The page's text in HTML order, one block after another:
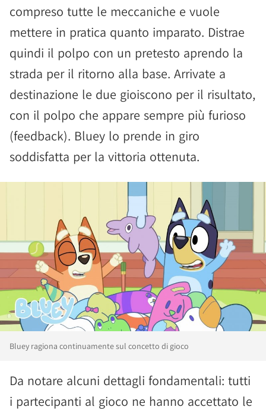
compreso tutte le meccaniche e vuole
mettere in pratica quanto imparato. Distrae
quindi il polpo con un pretesto aprendo la
strada per il ritorno alla base. Arrivate a
destinazione le due gioiscono per il risultato,
con il polpo che appare sempre più furioso
(feedback). Bluey lo prende in giro
soddisfatta per la vittoria ottenuta.
Bluey ragiona continuamente sul concetto di gioco
Da notare alcuni dettagli fondamentali: tutti
i partecipanti al gioco ne hanno accettato le